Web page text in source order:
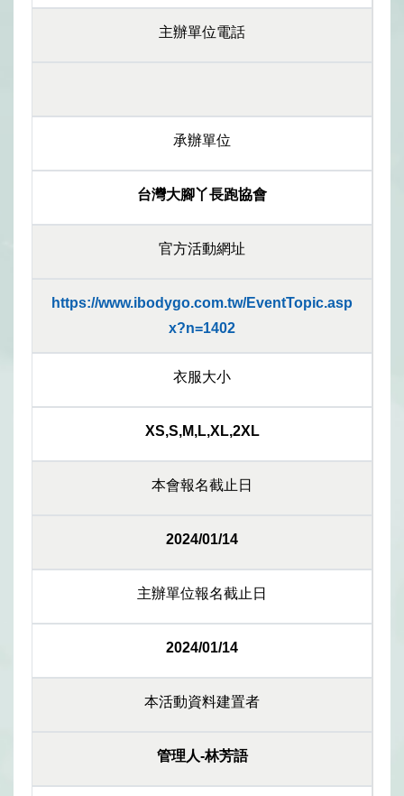
主辦單位電話
承辦單位
台灣大腳丫長跑協會
官方活動網址
https://www.ibodygo.com.tw/EventTopic.asp
x?n=1402
衣服大小
XS,S,M,L,XL,2XL
本會報名截止日
2024/01/14
主辦單位報名截止日
2024/01/14
本活動資料建置者
管理人-林芳語